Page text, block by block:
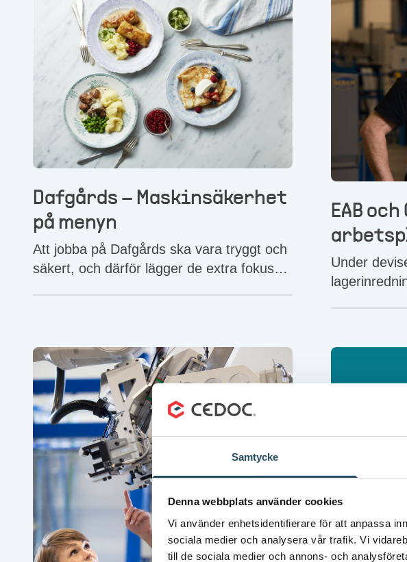
Samtycke
Denna webbplats använder cookies
Vi använder enhetsidentifierare för att anpassa
sociala medier och analysera vår trafik. Vi
till de sociala medier och annons- och
Dafgårds – Maskinsäkerhet
på menyn
Att jobba på Dafgårds ska vara tryggt och
säkert, och därför lägger de extra fokus
EAB
Under
och säker
har man
av
och
en viktig del
ett stort